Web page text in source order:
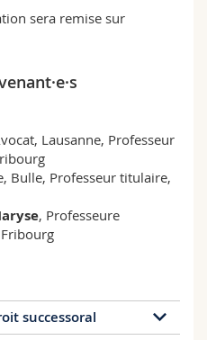
sera remise sur
Lausanne, Professeur
Bulle, Professeur titulaire,
, Professeure
successoral